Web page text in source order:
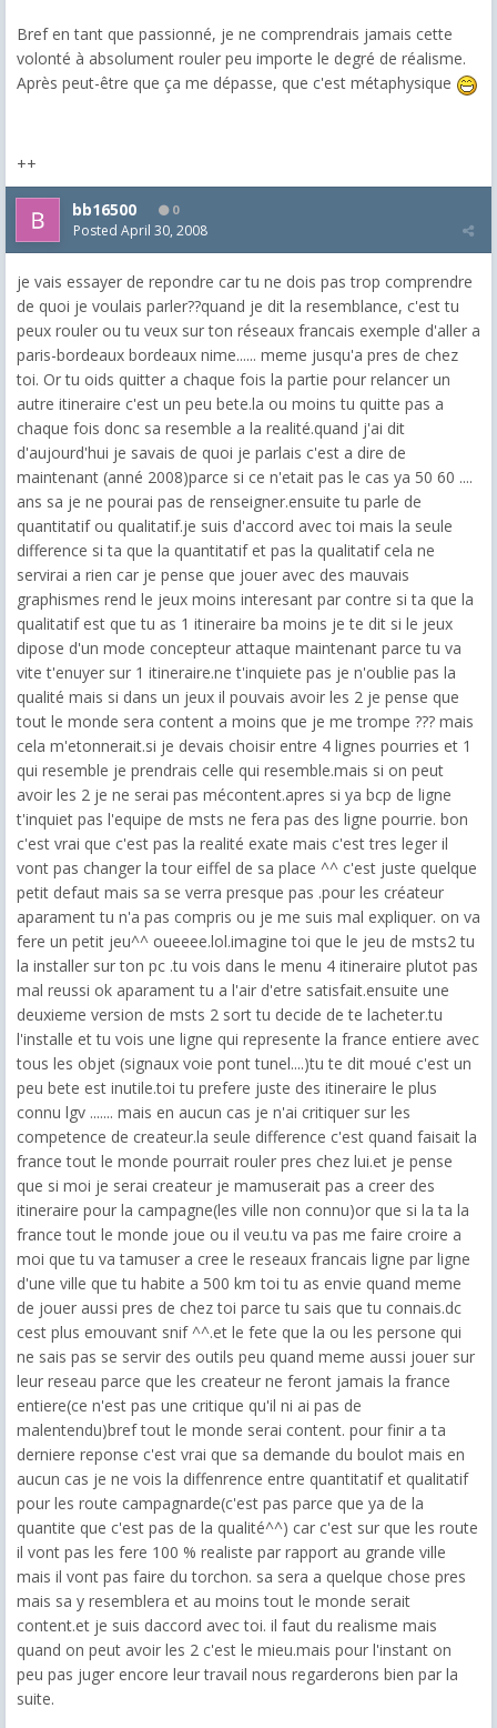
Bref en tant que passionné, je ne comprendrais jamais cette
volonté à absolument rouler peu importe le degré de réalisme.
Après peut-être que ça me dépasse, que c'est métaphysique
++
bb16500 0
Posted April 30, 2008
je vais essayer de repondre car tu ne dois pas trop comprendre
de quoi je voulais parler??quand je dit la resemblance, c'est tu
peux rouler ou tu veux sur ton réseaux francais exemple d'aller a
paris-bordeaux bordeaux nime...... meme jusqu'a pres de chez
toi. Or tu oids quitter a chaque fois la partie pour relancer un
autre itineraire c'est un peu bete.la ou moins tu quitte pas a
chaque fois donc sa resemble a la realité.quand j'ai dit
d'aujourd'hui je savais de quoi je parlais c'est a dire de
maintenant (anné 2008)parce si ce n'etait pas le cas ya 50 60 ....
ans sa je ne pourai pas de renseigner.ensuite tu parle de
quantitatif ou qualitatif.je suis d'accord avec toi mais la seule
difference si ta que la quantitatif et pas la qualitatif cela ne
servirai a rien car je pense que jouer avec des mauvais
graphismes rend le jeux moins interesant par contre si ta que la
qualitatif est que tu as 1 itineraire ba moins je te dit si le jeux
dipose d'un mode concepteur attaque maintenant parce tu va
vite t'enuyer sur 1 itineraire.ne t'inquiete pas je n'oublie pas la
qualité mais si dans un jeux il pouvais avoir les 2 je pense que
tout le monde sera content a moins que je me trompe ??? mais
cela m'etonnerait.si je devais choisir entre 4 lignes pourries et 1
qui resemble je prendrais celle qui resemble.mais si on peut
avoir les 2 je ne serai pas mécontent.apres si ya bcp de ligne
t'inquiet pas l'equipe de msts ne fera pas des ligne pourrie. bon
c'est vrai que c'est pas la realité exate mais c'est tres leger il
vont pas changer la tour eiffel de sa place ^^ c'est juste quelque
petit defaut mais sa se verra presque pas .pour les créateur
aparament tu n'a pas compris ou je me suis mal expliquer. on va
fere un petit jeu^^ oueeee.lol.imagine toi que le jeu de msts2 tu
la installer sur ton pc .tu vois dans le menu 4 itineraire plutot pas
mal reussi ok aparament tu a l'air d'etre satisfait.ensuite une
deuxieme version de msts 2 sort tu decide de te lacheter.tu
l'installe et tu vois une ligne qui represente la france entiere avec
tous les objet (signaux voie pont tunel....)tu te dit moué c'est un
peu bete est inutile.toi tu prefere juste des itineraire le plus
connu lgv ....... mais en aucun cas je n'ai critiquer sur les
competence de createur.la seule difference c'est quand faisait la
france tout le monde pourrait rouler pres chez lui.et je pense
que si moi je serai createur je mamuserait pas a creer des
itineraire pour la campagne(les ville non connu)or que si la ta la
france tout le monde joue ou il veu.tu va pas me faire croire a
moi que tu va tamuser a cree le reseaux francais ligne par ligne
d'une ville que tu habite a 500 km toi tu as envie quand meme
de jouer aussi pres de chez toi parce tu sais que tu connais.dc
cest plus emouvant snif ^^.et le fete que la ou les persone qui
ne sais pas se servir des outils peu quand meme aussi jouer sur
leur reseau parce que les createur ne feront jamais la france
entiere(ce n'est pas une critique qu'il ni ai pas de
malentendu)bref tout le monde serai content. pour finir a ta
derniere reponse c'est vrai que sa demande du boulot mais en
aucun cas je ne vois la diffenrence entre quantitatif et qualitatif
pour les route campagnarde(c'est pas parce que ya de la
quantite que c'est pas de la qualité^^) car c'est sur que les route
il vont pas les fere 100 % realiste par rapport au grande ville
mais il vont pas faire du torchon. sa sera a quelque chose pres
mais sa y resemblera et au moins tout le monde serait
content.et je suis daccord avec toi. il faut du realisme mais
quand on peut avoir les 2 c'est le mieu.mais pour l'instant on
peu pas juger encore leur travail nous regarderons bien par la
suite.